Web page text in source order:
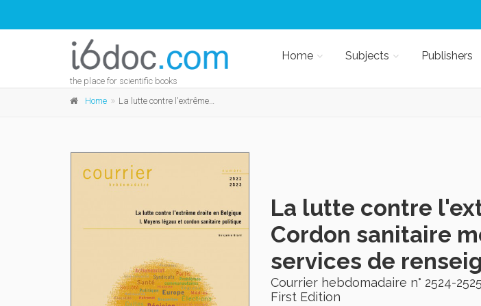
the place for scientific books
Home Subjects Publishers
Home La lutte contre l'extrême droite en Belgique II. Cordon sanitaire médiatique, société civile et services de renseignement
La lutte contre
Cordon sanitaire
services de
Courrier hebdomadaire n° 2524-2525
First Edition